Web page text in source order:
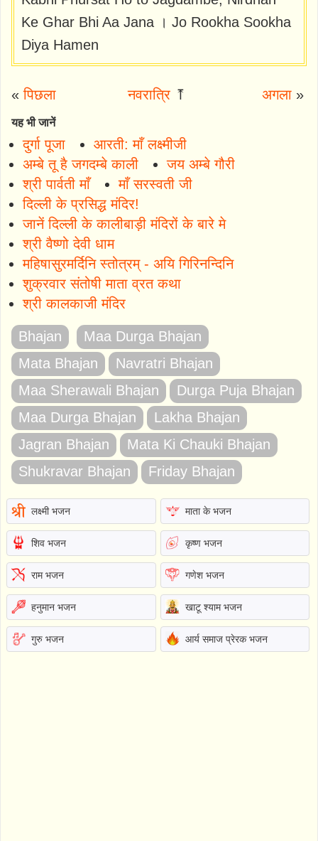
Ke Ghar Bhi Aa Jana । Jo Rookha Sookha
Diya Hamen
«पिछला नवरात्रि ⤒ अगला»
यह भी जानें
दुर्गा पूजा
आरती: माँ लक्ष्मीजी
अम्बे तू है जगदम्बे काली
जय अम्बे गौरी
श्री पार्वती माँ
माँ सरस्वती जी
दिल्ली के प्रसिद्ध मंदिर!
जानें दिल्ली के कालीबाड़ी मंदिरों के बारे मे
श्री वैष्णो देवी धाम
महिषासुरमर्दिनि स्तोत्रम् - अयि गिरिनन्दिनि
शुक्रवार संतोषी माता व्रत कथा
श्री कालकाजी मंदिर
Bhajan
Maa Durga Bhajan
Mata Bhajan
Navratri Bhajan
Maa Sherawali Bhajan
Durga Puja Bhajan
Maa Durga Bhajan
Lakha Bhajan
Jagran Bhajan
Mata Ki Chauki Bhajan
Shukravar Bhajan
Friday Bhajan
लक्ष्मी भजन माता के भजन
शिव भजन कृष्ण भजन
राम भजन गणेश भजन
हनुमान भजन खाटू श्याम भजन
गुरु भजन आर्य समाज प्रेरक भजन